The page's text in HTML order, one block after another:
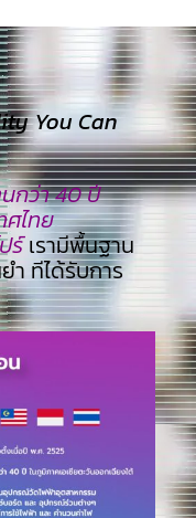
You Can
กว่า 40 ปี
ศไทย
ร์เรามีพื้นฐาน
ทีไ่ด้รับการ